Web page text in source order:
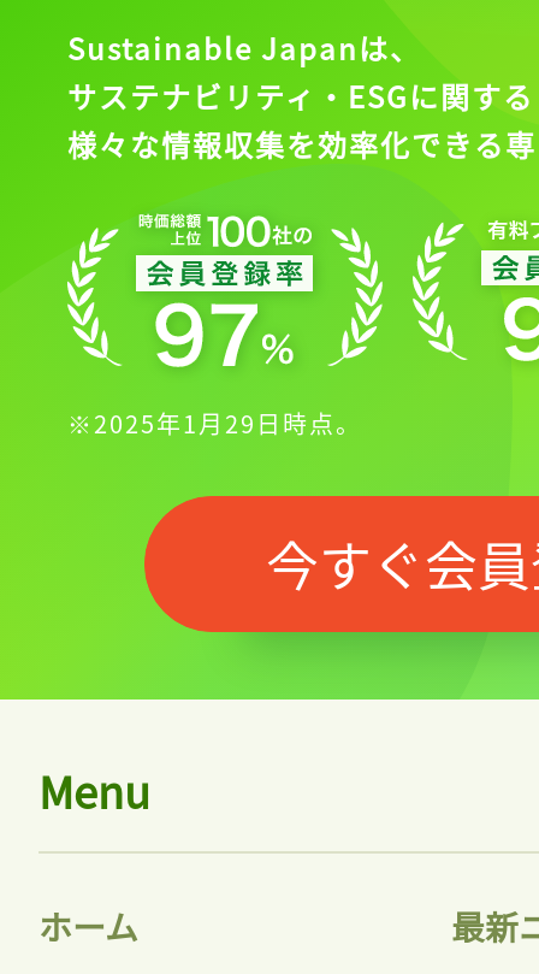
Sustainable Japanは、
サステナビリティ・ESGに関する
様々な情報収集を効率化できる
※2025年1月29日時点。
今すぐ会
Menu
ホーム 最新